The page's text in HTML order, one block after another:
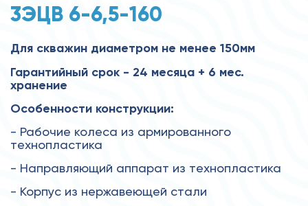
3ЭЦВ 6-6,5-160
Для скважин диаметром не менее 150мм
Гарантийный срок - 24 месяца + 6 мес.
хранение
Особенности конструкции:
- Рабочие колеса из армированного
технопластика
- Направляющий аппарат из технопластика
- Корпус из нержавеющей стали